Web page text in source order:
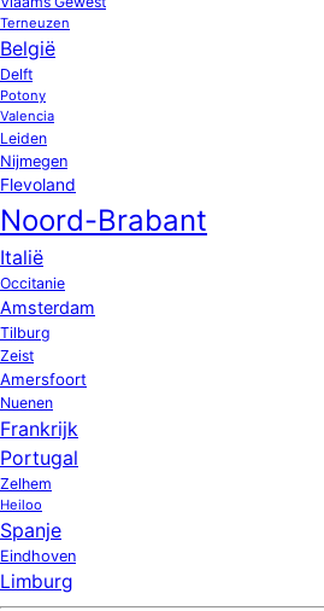
Terneuzen
België
Delft
Potony
Valencia
Leiden
Nijmegen
Flevoland
Noord-Brabant
Italië
Occitanie
Amsterdam
Tilburg
Zeist
Amersfoort
Nuenen
Frankrijk
Portugal
Zelhem
Heiloo
Spanje
Eindhoven
Limburg